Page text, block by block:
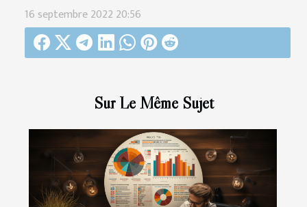
Sur Le Même Sujet
16 septembre 2022 20:56